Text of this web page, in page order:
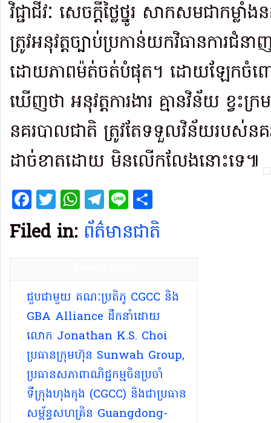
វិជ្ជាជីវៈ សេចក្ដីថ្លៃថ្នូរ សាកសមជាកម្
ត្រូវអនុវត្តច្បាប់ប្រកាន់យកវិធានការជំនា
ដោយភាពម៉ត់ចត់បំផុត។ ដោយឡែកចំពោ
ឃើញថា អនុវត្តការងារ គ្មានវិន័យ ខ្វះក្
នគរបាលជាតិ ត្រូវតែទទួលវិន័យរបស់នគ
ដាច់ខាតដោយ មិនលើកលែងនោះទេ៕
Facebook
Twitter
WhatsApp
Telegram
Line
Filed in: ព័ត៌មានជាតិ
ជួបជាមួយ គណៈប្រតិភូ CGCC និង
GBA Alliance ដឹកនាំដោយ
លោក Jonathan K.S. Choi
ប្រធានក្រុមហ៊ុន Sunwah Group,
ប្រធានសភាពាណិជ្ជកម្មចិនប្រចាំ
ទីក្រុងហុងកុង (CGCC) និងជាប្រធាន
សម្ព័ន្ធសហគ្រិន Guangdong-